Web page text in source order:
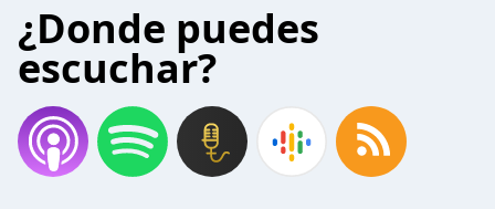
¿Donde puedes
escuchar?